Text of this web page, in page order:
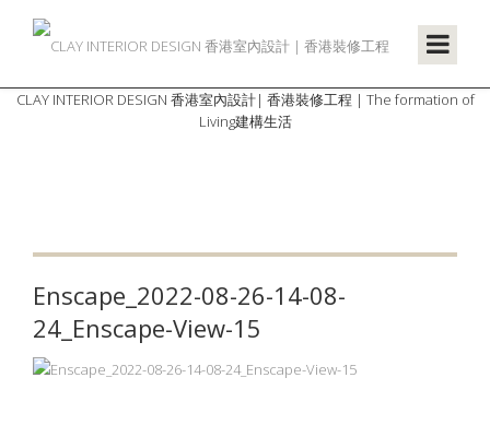
CLAY INTERIOR DESIGN 香港室內設計| 香港裝修工程 | The formation of
Living建構生活
Enscape_2022-08-26-14-08-
24_Enscape-View-15